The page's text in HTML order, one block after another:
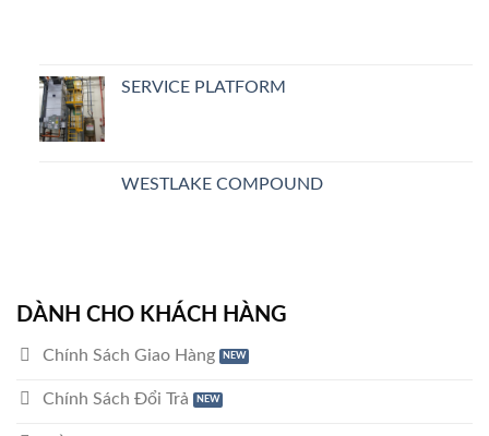
SERVICE PLATFORM
WESTLAKE COMPOUND
DÀNH CHO KHÁCH HÀNG
Chính Sách Giao Hàng
Chính Sách Đổi Trả